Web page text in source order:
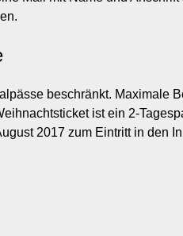
beschränkt. Maximale
ist ein 2-
2017 zum Eintritt in den